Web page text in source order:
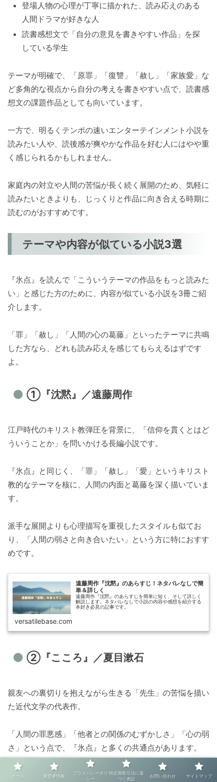
登場人物の心理が丁寧に描かれた、読み応えのある
人間ドラマが好きな人
読書感想文で「自分の意見を書きやすい作品」を探
している学生
テーマが明確で、「原罪」「復讐」「赦し」「家族愛」な
ど多角的な視点から自分の考えを書きやすい点で、読書感
想文の課題作品としても向いています。
一方で、明るくテンポの速いエンターテインメント小説を
読みたい人や、読後感が爽やかな作品を好む人にはやや重
く感じられるかもしれません。
家庭内の対立や人間の苦悩が長く続く展開のため、気軽に
読みたいときよりも、じっくりと作品に向き合える時期に
読むのがおすすめです。
テーマや内容が似ている小説3選
『氷点』を読んで「こういうテーマの作品をもっと読みた
い」と感じた方のために、内容が似ている小説を3冊ご紹
介します。
「罪」「赦し」「人間の心の葛藤」といったテーマに共鳴
した方なら、どれも読み応えを感じてもらえるはずです
よ。
①『沈黙』／遠藤周作
江戸時代のキリスト教弾圧を背景に、「信仰を貫くとはど
ういうことか」を問いかける長編小説です。
『氷点』と同じく、「罪」「赦し」「愛」というキリスト
教的なテーマを核に、人間の内面と葛藤を深く描いていま
す。
派手な展開よりも心理描写を重視したスタイルも似てお
り、「人間の弱さと向き合いたい」という方に特におすす
めです。
遠藤周作『沈黙』のあらすじ！ネタバレなしで簡
単＆詳しく
遠藤周作『沈黙』のあらすじを簡単に短く、そして詳しく
解説します。ネタバレなしで小説の内容や感想を紹介する
本好き必見の記事です。
versatilebase.com
②『こころ』／夏目漱石
親友への裏切りを抱えながら生きる「先生」の苦悩を描い
た近代文学の代表作。
「人間の罪悪感」「他者との関係のむずかしさ」「心の弱
さ」という点で、『氷点』と多くの共通点があります。
「人間とは何か」を静かに問いかけてくる作品で、読後に
ホーム 運営者情報
プライバシーポリ
シー
特定商取引法に基
づく表記
お問い合わせ サイトマップ